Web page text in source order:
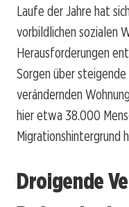
Laufe der Jahre hat
vorbildlichen sozialen
Herausforderungen
Sorgen über steigende
verändernden
hier etwa 38.000
Migrationshintergrund
Droigende